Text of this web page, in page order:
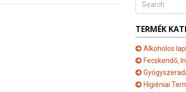
TERMÉK
Alkoholos
Fecskendő,
Higiéniai